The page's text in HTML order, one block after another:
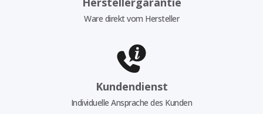
Ware direkt vom Hersteller
Kundendienst
Individuelle Ansprache des Kunden